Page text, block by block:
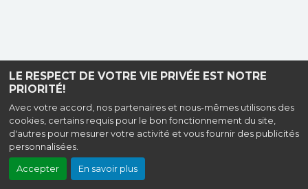
LE RESPECT DE VOTRE VIE PRIVÉE EST NOTRE
PRIORITÉ!
Avec votre accord, nos partenaires et nous-mêmes utilisons des
cookies, certains requis pour le bon fonctionnement du site,
d'autres pour mesurer votre activité et vous fournir des publicités
personnalisées.
Accepter En savoir plus